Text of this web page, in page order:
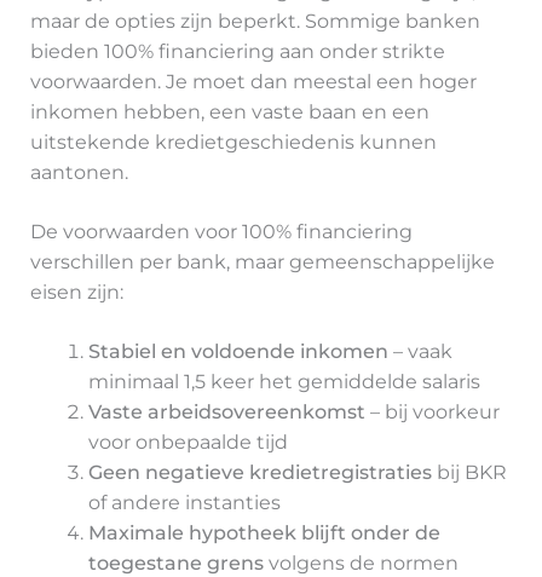
maar de opties zijn beperkt. Sommige banken
bieden 100% financiering aan onder strikte
voorwaarden. Je moet dan meestal een hoger
inkomen hebben, een vaste baan en een
uitstekende kredietgeschiedenis kunnen
aantonen.
De voorwaarden voor 100% financiering
verschillen per bank, maar gemeenschappelijke
eisen zijn:
Stabiel en voldoende inkomen – vaak
minimaal 1,5 keer het gemiddelde salaris
Vaste arbeidsovereenkomst – bij voorkeur
voor onbepaalde tijd
Geen negatieve kredietregistratiesbij BKR
of andere instanties
Maximale hypotheek blijft onder de
toegestane grensvolgens de normen